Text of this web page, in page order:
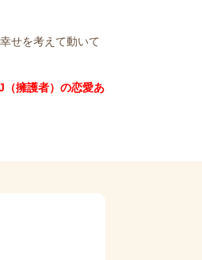
せを考えて動いて
（擁護者）の恋愛あ